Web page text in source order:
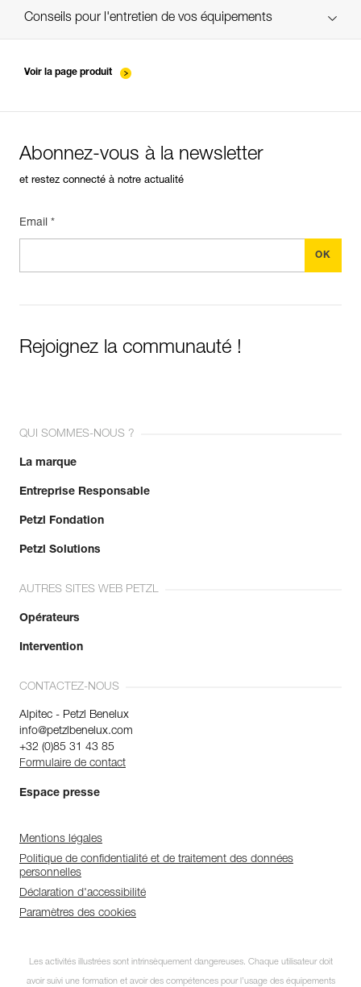
verif-EPI-casque-PRO-suivi-FR
Conseils pour l'entretien de vos équipements
Voir la page produit
Abonnez-vous à la newsletter
et restez connecté à notre actualité
Email *
Rejoignez la communauté !
QUI SOMMES-NOUS ?
La marque
Entreprise Responsable
Petzl Fondation
Petzl Solutions
AUTRES SITES WEB PETZL
Opérateurs
Intervention
CONTACTEZ-NOUS
Alpitec - Petzl Benelux
info@petzlbenelux.com
+32 (0)85 31 43 85
Formulaire de contact
Espace presse
Mentions légales
Politique de confidentialité et de traitement des données
personnelles
Déclaration d'accessibilité
Paramètres des cookies
Les activités illustrées sont intrinsèquement dangereuses. Chaque utilisateur doit
avoir suivi une formation et avoir des compétences pour l’usage des équipements